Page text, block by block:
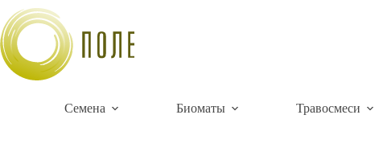
Перейти
сути
Семена Биоматы Травосмеси